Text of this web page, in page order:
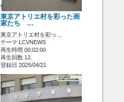
東京アトリエ村を彩った画
家たち …
東京アトリエ村を彩っ…
テーマ LCVNEWS
再生時間 00:02:00
再生回数 12
登録日 2025/04/21